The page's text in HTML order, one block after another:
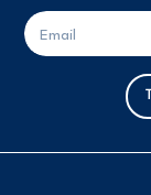
E
-
m